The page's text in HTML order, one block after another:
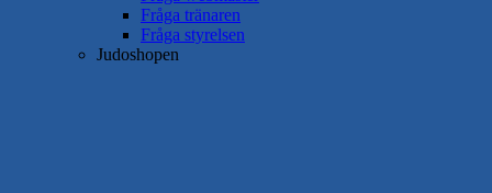
Fråga tränaren
Fråga styrelsen
Judoshopen